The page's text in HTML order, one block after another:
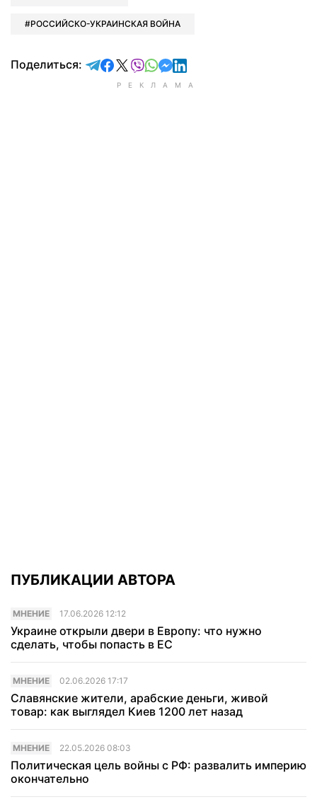
РОССИЙСКО-УКРАИНСКАЯ ВОЙНА
Поделиться: отправить в Telegram
поделиться в Facebook
поделиться в X
отправить в Viber
отправить в Whatsapp
отправить в Messenger
отправить в LinkedIn
ПУБЛИКАЦИИ АВТОРА
МНЕНИЕ 17.06.2026 12:12
Украине открыли двери в Европу: что нужно
сделать, чтобы попасть в ЕС
МНЕНИЕ 02.06.2026 17:17
Славянские жители, арабские деньги, живой
товар: как выглядел Киев 1200 лет назад
МНЕНИЕ 22.05.2026 08:03
Политическая цель войны с РФ: развалить империю
окончательно